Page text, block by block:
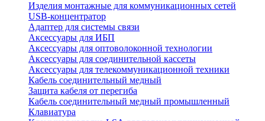
Изделия монтажные для коммуникационных сетей
USB-концентратор
Адаптер для системы связи
Аксессуары для ИБП
Аксессуары для оптоволоконной технологии
Аксессуары для соединительной кассеты
Аксессуары для телекоммуникационной техники
Кабель соединительный медный
Защита кабеля от перегиба
Кабель соединительный медный промышленный
Клавиатура